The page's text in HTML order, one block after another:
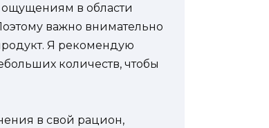
в области
важно внимательно
Я рекомендую
количеств, чтобы
в свой рацион,